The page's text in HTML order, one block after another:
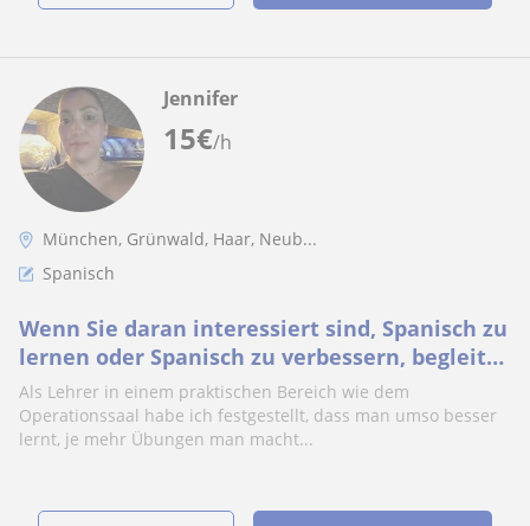
15€/h
Jennifer
München, Grünwald, Haar, Neub...
Spanisch
Wenn Sie daran interessiert sind, Spanisch zu
lernen oder Spanisch zu verbessern, begleite
ich Sie gerne.🇲🇽
Als Lehrer in einem praktischen Bereich wie dem
Operationssaal habe ich festgestellt, dass man umso besser
lernt, je mehr Übungen man macht...